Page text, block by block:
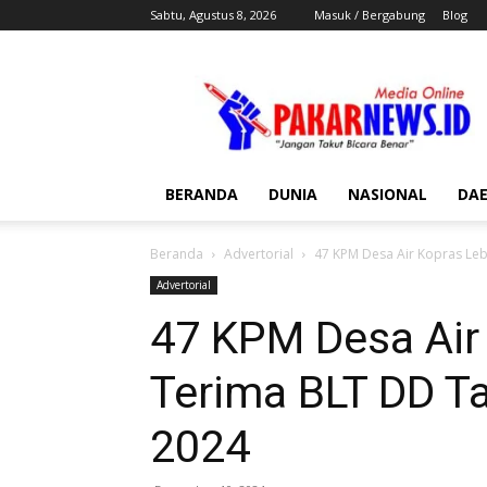
Sabtu, Agustus 8, 2026 Masuk / Bergabung Blog
BERANDA DUNIA NASIONAL
Beranda Advertorial 47 KPM Desa Air Kopras
Advertorial
47 KPM Desa
Terima BLT DD
2024